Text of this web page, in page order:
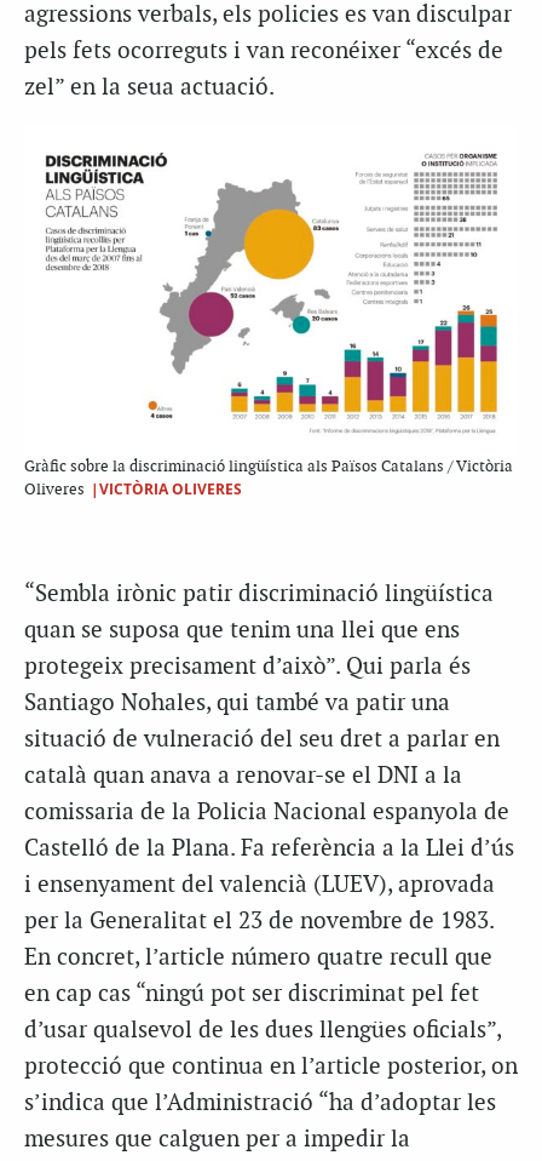
agressions verbals, els policies es van disculpar
pels fets ocorreguts i van reconéixer “excés de
zel” en la seua actuació.
Gràfic sobre la discriminació lingüística als Països Catalans / Victòria
Oliveres |VICTÒRIA OLIVERES
“Sembla irònic patir discriminació lingüística
quan se suposa que tenim una llei que ens
protegeix precisament d’això”. Qui parla és
Santiago Nohales, qui també va patir una
situació de vulneració del seu dret a parlar en
català quan anava a renovar-se el DNI a la
comissaria de la Policia Nacional espanyola de
Castelló de la Plana. Fa referència a la Llei d’ús
i ensenyament del valencià (LUEV), aprovada
per la Generalitat el 23 de novembre de 1983.
En concret, l’article número quatre recull que
en cap cas “ningú pot ser discriminat pel fet
d’usar qualsevol de les dues llengües oficials”,
protecció que continua en l’article posterior, on
s’indica que l’Administració “ha d’adoptar les
mesures que calguen per a impedir la